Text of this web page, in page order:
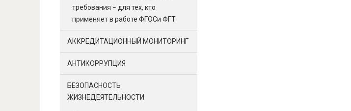
требования – для тех, кто
применяет в работе ФГОСи ФГТ
АККРЕДИТАЦИОННЫЙ МОНИТОРИНГ
АНТИКОРРУПЦИЯ
БЕЗОПАСНОСТЬ
ЖИЗНЕДЕЯТЕЛЬНОСТИ